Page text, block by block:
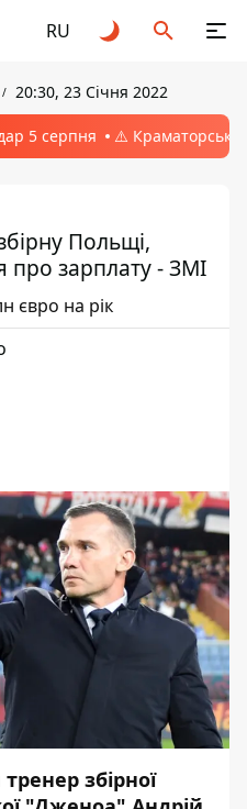
RU
20:30, 23 Січня 2022
5 серпня ⚠️ Краматорськ,
Польщі,
про зарплату - ЗМІ
євро на рік
збірної